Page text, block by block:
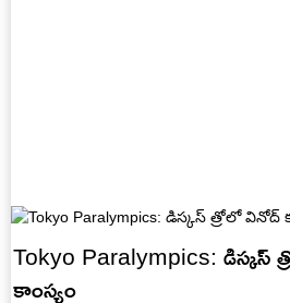
Tokyo Paralympics: డిస్కస్
కాంస్యం